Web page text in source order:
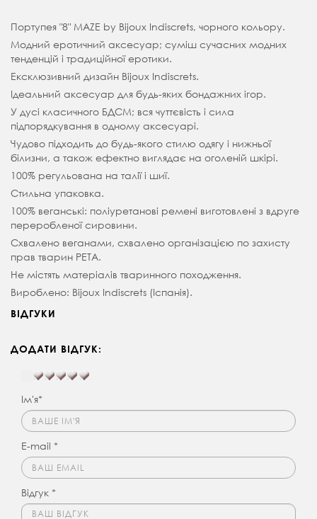
Портупея "8" MAZE by Bijoux Indiscrets, чорного кольору.
Модний еротичний аксесуар; суміш сучасних модних
тенденцій і традиційної еротики.
Ексклюзивний дизайн Bijoux Indiscrets.
Ідеальний аксесуар для будь-яких бондажних ігор.
У дусі класичного БДСМ; вся чуттєвість і сила
підпорядкування в одному аксесуарі.
Чудово підходить до будь-якого стилю одягу і нижньої
білизни, а також ефектно виглядає на оголеній шкірі.
100% регульована на талії і шиї.
Стильна упаковка.
100% веганські: поліуретанові ремені виготовлені з вдруге
переробленої сировини.
Схвалено веганами, схвалено організацією по захисту
прав тварин PETA.
Не містять матеріалів тваринного походження.
Вироблено: Bijoux Indiscrets (Іспанія).
ВІДГУКИ
ДОДАТИ ВІДГУК:
Ім'я*
E-mail *
Відгук *